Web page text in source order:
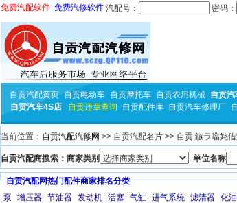
免费汽配软件 免费汽修软件 汽配号： 密码：
自贡汽配黄页 自贡电动车 自贡摩托车 自贡农用机械 自贡
自贡汽车4S店
自贡违章查询 自贡配件库 自贡汽车修理厂
当前位置： 自贡汽配汽修网 >> 自贡汽配名片 >> 自贡,鏃ラ噹姹
自贡汽配商搜索：商家类别 单位名称
自贡汽配网热门配件商家排名分类
泵
增压器 节油器 发动机 活塞 气缸 进气系统 滤清器 化